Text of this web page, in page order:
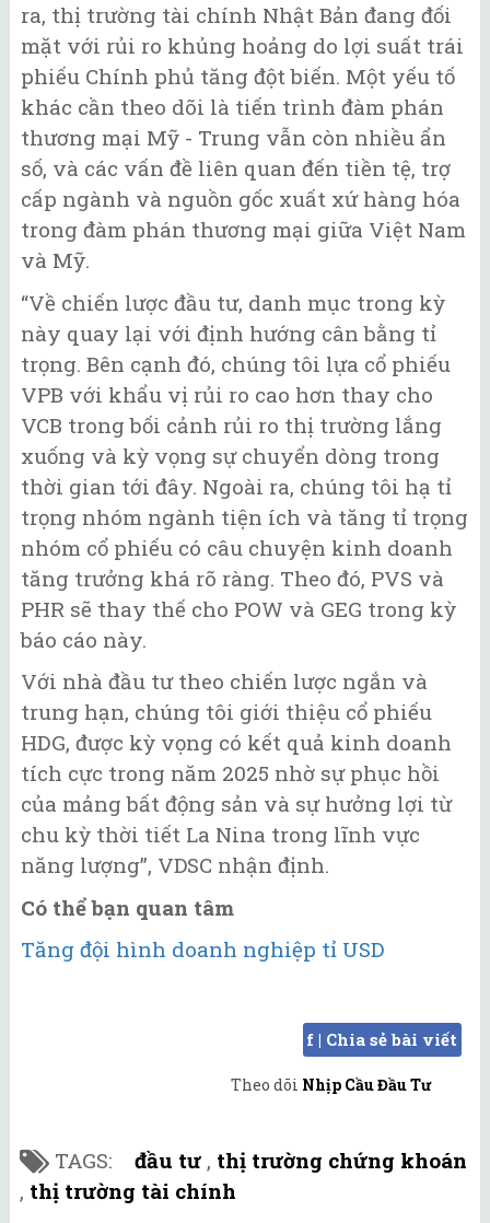
ra, thị trường tài chính Nhật Bản đang đối
mặt với rủi ro khủng hoảng do lợi suất trái
phiếu Chính phủ tăng đột biến. Một yếu tố
khác cần theo dõi là tiến trình đàm phán
thương mại Mỹ - Trung vẫn còn nhiều ẩn
số, và các vấn đề liên quan đến tiền tệ, trợ
cấp ngành và nguồn gốc xuất xứ hàng hóa
trong đàm phán thương mại giữa Việt Nam
và Mỹ.
“Về chiến lược đầu tư, danh mục trong kỳ
này quay lại với định hướng cân bằng tỉ
trọng. Bên cạnh đó, chúng tôi lựa cổ phiếu
VPB với khẩu vị rủi ro cao hơn thay cho
VCB trong bối cảnh rủi ro thị trường lắng
xuống và kỳ vọng sự chuyển dòng trong
thời gian tới đây. Ngoài ra, chúng tôi hạ tỉ
trọng nhóm ngành tiện ích và tăng tỉ trọng
nhóm cổ phiếu có câu chuyện kinh doanh
tăng trưởng khá rõ ràng. Theo đó, PVS và
PHR sẽ thay thế cho POW và GEG trong kỳ
báo cáo này.
Với nhà đầu tư theo chiến lược ngắn và
trung hạn, chúng tôi giới thiệu cổ phiếu
HDG, được kỳ vọng có kết quả kinh doanh
tích cực trong năm 2025 nhờ sự phục hồi
của mảng bất động sản và sự hưởng lợi từ
chu kỳ thời tiết La Nina trong lĩnh vực
năng lượng”, VDSC nhận định.
Có thể bạn quan tâm
Tăng đội hình doanh nghiệp tỉ USD
f | Chia sẻ bài viết
Theo dõi Nhịp Cầu Đầu Tư
TAGS: đầu tư , thị trường chứng khoán
, thị trường tài chính